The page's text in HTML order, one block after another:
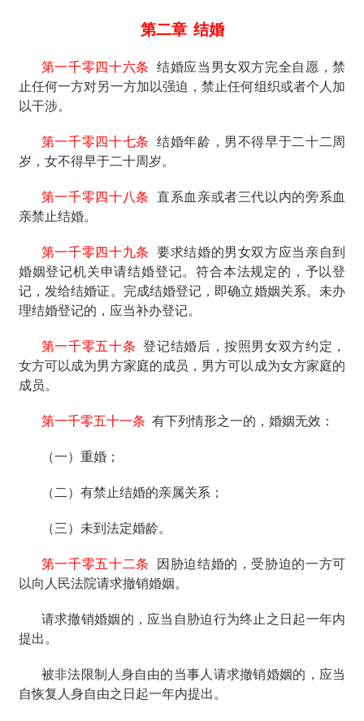
第二章 结婚
第一千零四十六条
结婚应当男女双方完全自愿，禁
止任何一方对另一方加以强迫，禁止任何组织或者个人加
以干涉。
第一千零四十七条
结婚年龄，男不得早于二十二周
岁，女不得早于二十周岁。
第一千零四十八条
直系血亲或者三代以内的旁系血
亲禁止结婚。
第一千零四十九条
要求结婚的男女双方应当亲自到
婚姻登记机关申请结婚登记。符合本法规定的，予以登
记，发给结婚证。完成结婚登记，即确立婚姻关系。未办
理结婚登记的，应当补办登记。
第一千零五十条
登记结婚后，按照男女双方约定，
女方可以成为男方家庭的成员，男方可以成为女方家庭的
成员。
第一千零五十一条 有下列情形之一的，婚姻无效：
（一）重婚；
（二）有禁止结婚的亲属关系；
（三）未到法定婚龄。
第一千零五十二条
因胁迫结婚的，受胁迫的一方可
以向人民法院请求撤销婚姻。
请求撤销婚姻的，应当自胁迫行为终止之日起一年内
提出。
被非法限制人身自由的当事人请求撤销婚姻的，应当
自恢复人身自由之日起一年内提出。